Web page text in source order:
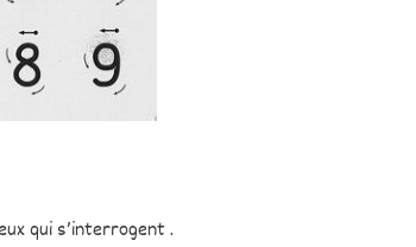
qui s’interrogent .